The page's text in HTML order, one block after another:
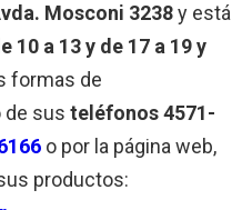
Mosconi 3238y está
10 a 13 y de 17 a 19 y
formas de
de sus teléfonos 4571-
o por la página web,
productos: